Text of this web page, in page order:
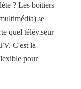
? Les boîtiers
se
quel téléviseur
C'est la
pour